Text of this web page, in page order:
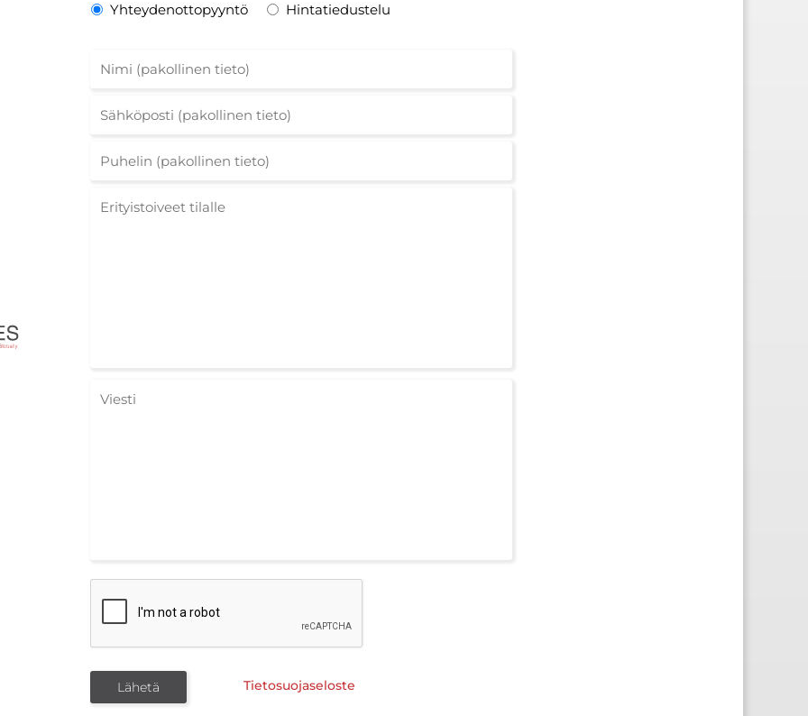
Yhteydenottopyyntö Hintatiedustelu
Tietosuojaseloste